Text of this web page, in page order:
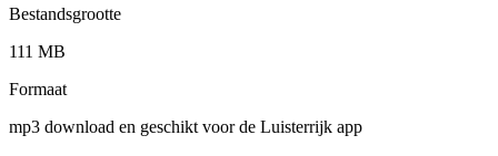
Bestandsgrootte
111 MB
Formaat
mp3 download en geschikt voor de Luisterrijk app